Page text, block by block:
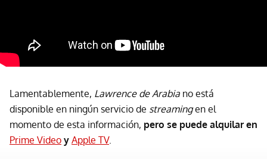
Lamentablemente, Lawrence de Arabia no está
disponible en ningún servicio de streamingen el
momento de esta información, pero se puede alquilar en
Prime Video y Apple TV.